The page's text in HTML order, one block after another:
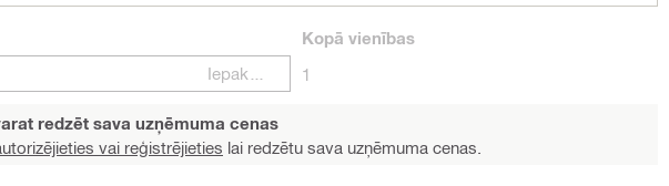
Kopā vienības
1
redzēt sava uzņēmuma cenas
vai reģistrējieties lai redzētu sava uzņēmuma cenas.